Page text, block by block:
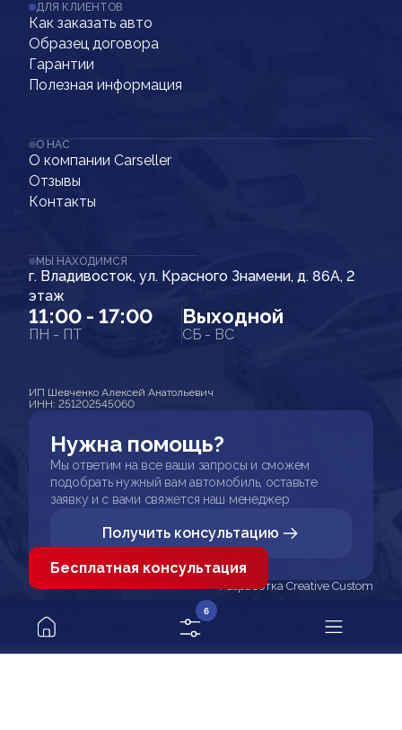
ДЛЯ КЛИЕНТОВ
Как заказать авто
Образец договора
Гарантии
Полезная информация
О НАС
О компании Carseller
Отзывы
Контакты
МЫ НАХОДИМСЯ
г. Владивосток, ул. Красного Знамени, д. 86А, 2
этаж
11:00 - 17:00
ПН - ПТ
Выходной
СБ - ВС
ИП Шевченко Алексей Анатольевич
ИНН: 251202545060
Нужна помощь?
Мы ответим на все ваши запросы и сможем
подобрать нужный вам автомобиль, оставьте
заявку и с вами свяжется наш менеджер
Получить консультацию
Разработка Creative Custom
6
Бесплатная консультация